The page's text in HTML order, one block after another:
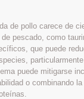
de pollo carece de
pescado, como
que puede
puede mitigarse
o combinando